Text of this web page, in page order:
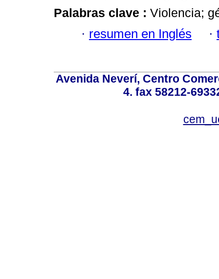
Palabras clave : Violencia;
· resumen en Inglés ·
Avenida Neverí, Centro
4. fax 58212-